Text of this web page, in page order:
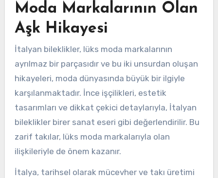
Moda Markalarının Olan
Aşk Hikayesi
İtalyan bileklikler, lüks moda markalarının
ayrılmaz bir parçasıdır ve bu iki unsurdan oluşan
hikayeleri, moda dünyasında büyük bir ilgiyle
karşılanmaktadır. İnce işçilikleri, estetik
tasarımları ve dikkat çekici detaylarıyla, İtalyan
bileklikler birer sanat eseri gibi değerlendirilir. Bu
zarif takılar, lüks moda markalarıyla olan
ilişkileriyle de önem kazanır.
İtalya, tarihsel olarak mücevher ve takı üretimi